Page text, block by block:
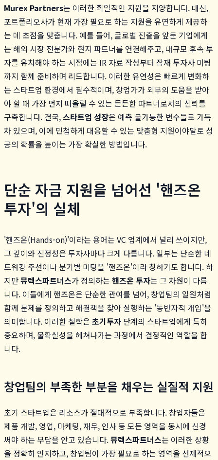
Murex Partners는 이러한 획일적인 지원을 지양합니다. 대신,
포트폴리오사가 현재 가장 필요로 하는 지원을 유연하게 제공하
는 데 초점을 맞춥니다. 예를 들어, 글로벌 진출을 앞둔 기업에게
는 해외 시장 전문가와 현지 파트너를 연결해주고, 대규모 후속 투
자를 유치해야 하는 시점에는 IR 자료 작성부터 잠재 투자사 미팅
까지 함께 준비하며 리드합니다. 이러한 유연성은 빠르게 변화하
는 스타트업 환경에서 필수적이며, 창업가가 외부의 도움을 받아
야 할 때 가장 먼저 떠올릴 수 있는 든든한 파트너로서의 신뢰를
구축합니다. 결국,스타트업 성장은 예측 불가능한 변수들로 가득
차 있으며, 이에 민첩하게 대응할 수 있는 맞춤형 지원이야말로 성
공의 확률을 높이는 가장 확실한 방법입니다.
단순 자금 지원을 넘어선 '핸즈온
투자'의 실체
'핸즈온(Hands-on)'이라는 용어는 VC 업계에서 널리 쓰이지만,
그 깊이와 진정성은 투자사마다 크게 다릅니다. 일부는 단순한 네
트워킹 주선이나 분기별 미팅을 '핸즈온'이라 칭하기도 합니다. 하
지만뮤렉스파트너스가 정의하는 핸즈온 투자는 그 차원이 다릅
니다. 이들에게 핸즈온은 단순한 관여를 넘어, 창업팀의 일원처럼
함께 문제를 정의하고 해결책을 찾아 실행하는 '동반자적 개입'을
의미합니다. 이러한 철학은 초기투자 단계의 스타트업에게 특히
중요하며, 불확실성을 헤쳐나가는 과정에서 결정적인 역할을 합
니다.
창업팀의 부족한 부분을 채우는 실질적 지원
초기 스타트업은 리소스가 절대적으로 부족합니다. 창업자들은
제품 개발, 영업, 마케팅, 재무, 인사 등 모든 영역을 동시에 신경
써야 하는 부담을 안고 있습니다.뮤렉스파트너스는 이러한 상황
을 정확히 인지하고, 창업팀이 가장 필요로 하는 영역을 선제적으